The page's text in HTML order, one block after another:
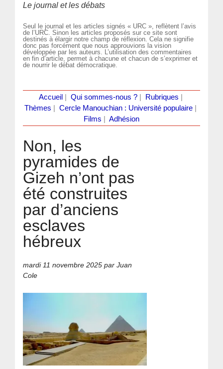
Le journal et les débats
Seul le journal et les articles signés « URC », reflètent l’avis
de l’URC. Sinon les articles proposés sur ce site sont
destinés à élargir notre champ de réflexion. Cela ne signifie
donc pas forcément que nous approuvions la vision
développée par les auteurs. L’utilisation des commentaires
en fin d’article, permet à chacune et chacun de s’exprimer et
de nourrir le débat démocratique.
Accueil Qui sommes-nous ?| Rubriques
Thèmes
Cercle Manouchian : Université populaire
Films
Adhésion
Non, les
pyramides de
Gizeh n’ont pas
été construites
par d’anciens
esclaves
hébreux
mardi 11 novembre 2025 par Juan
Cole